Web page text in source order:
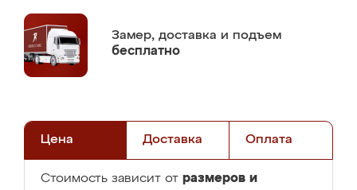
Замер, доставка и подъем
бесплатно
Цена Доставка Оплата
Стоимость зависит от размеров и